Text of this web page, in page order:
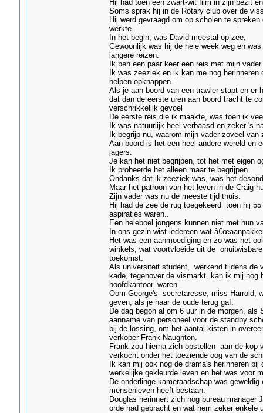
Hij had toen een zwart-wit film in zijn bezit
Soms sprak hij in de Rotary club over de
Hij werd gevraagd om op scholen te
werkte..
In het begin, was David meestal op zee,
Gewoonlijk was hij de hele week weg en
langere reizen.
Ik ben een paar keer een reis met mijn
Ik was zeeziek en ik kan me nog
helpen opknappen..
Als je aan boord van een trawler stapt en er
dat dan de eerste uren aan boord tracht te
verschrikkelijk gevoel
De eerste reis die ik maakte, was toen ik
Ik was natuurlijk heel verbaasd en zeker
Ik begrijp nu, waarom mijn vader zoveel van
Aan boord is het een heel andere wereld en
jagers.
Je kan het niet begrijpen, tot het met eigen
Ik probeerde het alleen maar te begrijpen.
Ondanks dat ik zeeziek was, was het
Maar het patroon van het leven in de Craig
Zijn vader was nu de meeste tijd thuis.
Hij had de zee de rug toegekeerd toen hij
aspiraties waren..
Een heleboel jongens kunnen niet met hun
In ons gezin wist iedereen wat
Het was een aanmoediging en zo was het
winkels, wat voortvloeide uit de
toekomst.
Als universiteit student, werkend tijdens de
kade, tegenover de vismarkt, kan ik mij nog
hoofdkantoor. waren
Oom George's secretaresse, miss Harrold,
geven, als je haar de oude terug gaf.
De dag begon al om 6 uur in de morgen,
aanname van personeel voor de standby
bij de lossing, om het aantal kisten in
verkoper Frank Naughton.
Frank zou hierna zich opstellen aan de kop
verkocht onder het toeziende oog van de
Ik kan mij ook nog de drama's herinneren
werkelijke gekleurde leven en het was voor
De onderlinge kameraadschap was
mensenleven heeft bestaan.
Douglas herinnert zich nog bureau
orde had gebracht en wat hem zeker